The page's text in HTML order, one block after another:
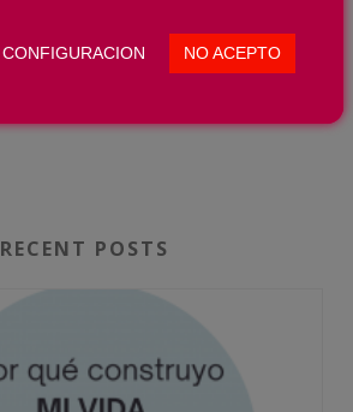
RECENT POSTS
NO ACEPTO
CONFIGURACION